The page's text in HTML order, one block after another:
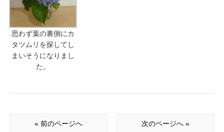
思わず葉の裏側にカ
タツムリを探してし
まいそうになりまし
た。
« 前のページへ 次のページへ »